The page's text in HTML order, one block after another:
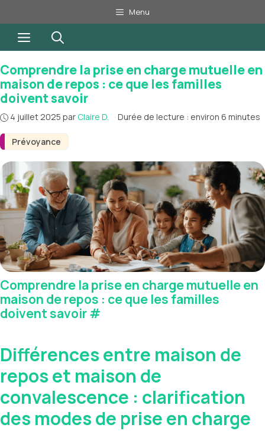
au
contenu
Menu
Menu
Prévoyance
Comprendre la prise en charge mutuelle en
maison de repos : ce que les familles
doivent savoir
4 juillet 2025 par Claire D. · Durée de lecture : environ 6 minutes
Comprendre la prise en charge mutuelle en
maison de repos : ce que les familles
doivent savoir#
Différences entre maison de
repos et maison de
convalescence : clarification
des modes de prise en charge